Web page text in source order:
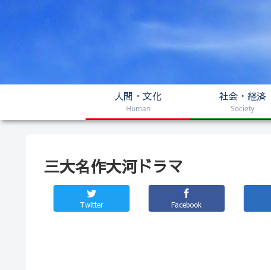
人間・文化
Human
社会・経済
Society
三大名作大河ドラマ
Twitter Facebook